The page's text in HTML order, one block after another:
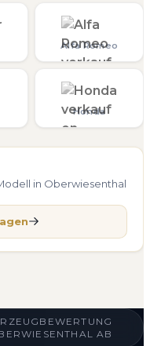
Alfa Romeo
Honda
in Oberwiesenthal
AB